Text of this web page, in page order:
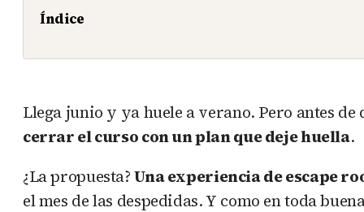
Índice
Llega junio y ya huele a verano. Pero antes
cerrar el curso con un plan que deje huella.
¿La propuesta?Una experiencia de escape
el mes de las despedidas. Y como en toda